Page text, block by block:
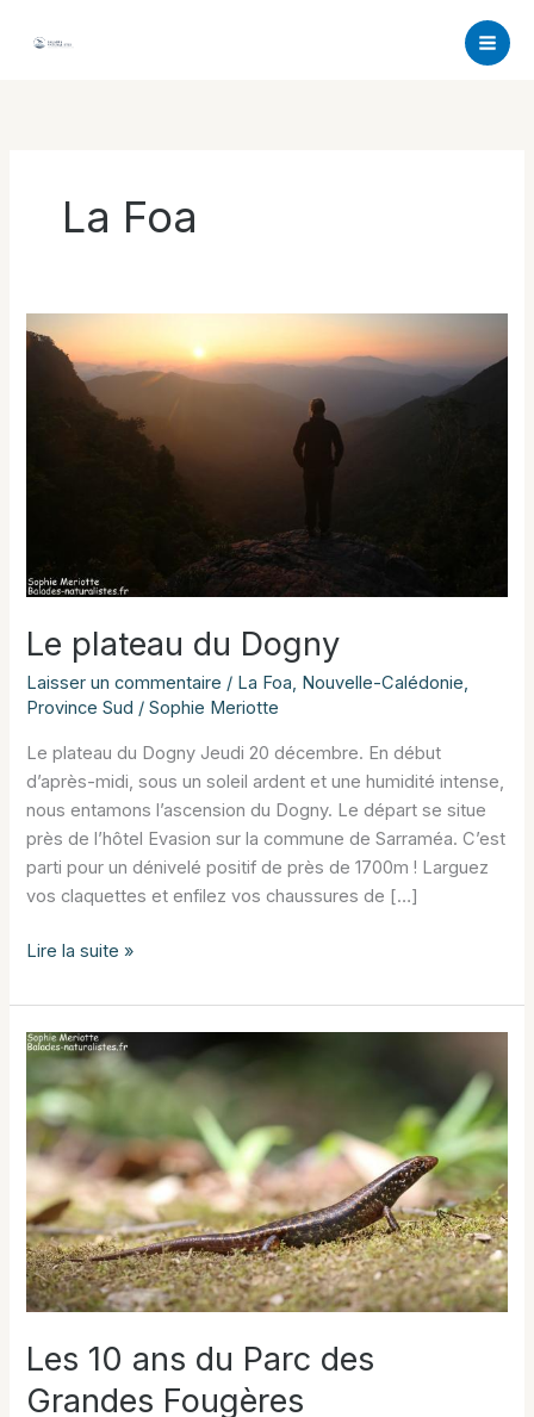
La Foa
Le plateau du Dogny
Laisser un commentaire / La Foa, Nouvelle-Calédonie,
Province Sud /Sophie Meriotte
Le plateau du Dogny Jeudi 20 décembre. En début
d’après-midi, sous un soleil ardent et une humidité intense,
nous entamons l’ascension du Dogny. Le départ se situe
près de l’hôtel Evasion sur la commune de Sarraméa. C’est
parti pour un dénivelé positif de près de 1700m ! Larguez
vos claquettes et enfilez vos chaussures de […]
Le
du
Dogny
Lire la suite »
Les 10 ans du Parc des
Grandes Fougères